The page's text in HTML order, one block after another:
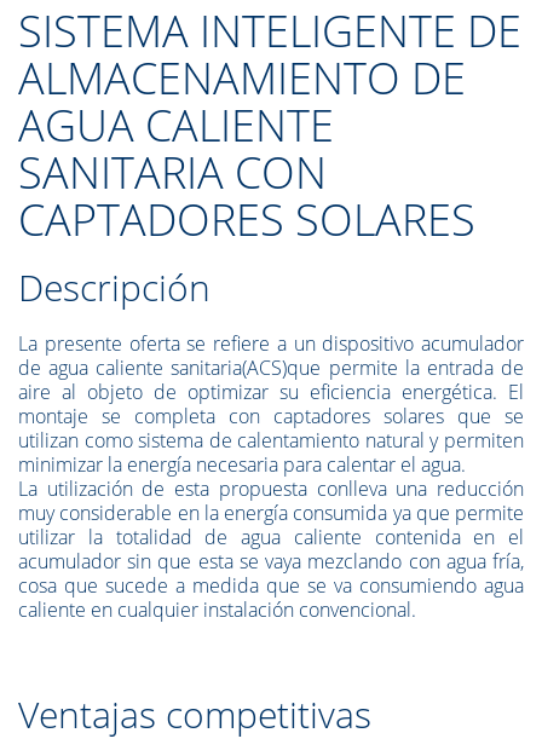
SISTEMA INTELIGENTE DE
ALMACENAMIENTO DE
AGUA CALIENTE
SANITARIA CON
CAPTADORES SOLARES
Descripción
La presente oferta se refiere a un dispositivo acumulador
de agua caliente sanitaria(ACS)que permite la entrada de
aire al objeto de optimizar su eficiencia energética. El
montaje se completa con captadores solares que se
utilizan como sistema de calentamiento natural y permiten
minimizar la energía necesaria para calentar el agua.
La utilización de esta propuesta conlleva una reducción
muy considerable en la energía consumida ya que permite
utilizar la totalidad de agua caliente contenida en el
acumulador sin que esta se vaya mezclando con agua fría,
cosa que sucede a medida que se va consumiendo agua
caliente en cualquier instalación convencional.
Ventajas competitivas